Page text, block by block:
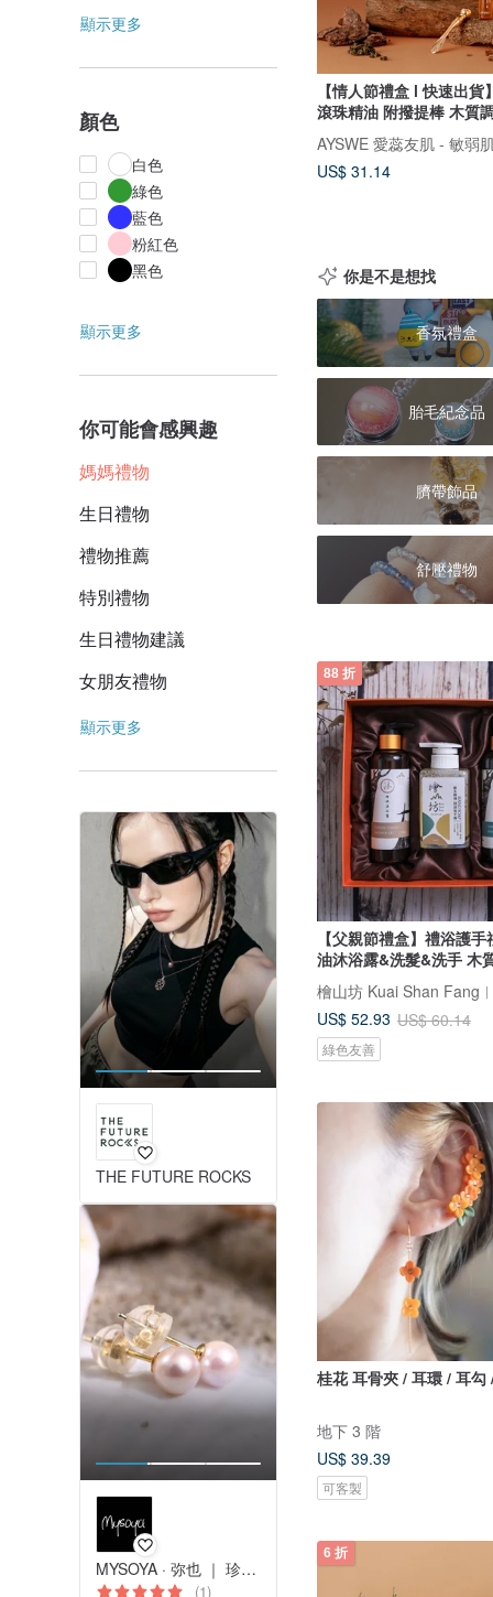
顯示更多
顏色
白色
綠色
藍色
粉紅色
黑色
顯示更多
你可能會感興趣
媽媽禮物
生日禮物
禮物推薦
特別禮物
生日禮物建議
女朋友禮物
顯示更多
THE FUTURE ROCKS
MYSOYA · 弥也 ｜ 珍珠與寶石
(1)
【情人節禮盒 l 快速出貨
滾珠精油 附撥提棒 木質
AYSWE 愛蕊友肌 - 敏弱
US$ 31.14
你是不是想找
香氛禮盒
胎毛紀念品
臍帶飾品
舒壓禮物
88 折
【父親節禮盒】禮浴護
油沐浴露&洗髮&洗手 木
US$ 52.93 US$ 60.14
綠色友善
桂花 耳骨夾 / 耳環 / 耳勾
地下 3 階
US$ 39.39
可客製
6 折